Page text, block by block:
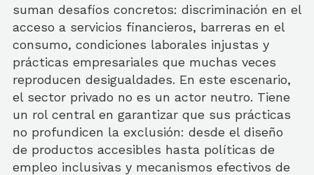
suman desafíos concretos: discriminación en el
acceso a servicios financieros, barreras en el
consumo, condiciones laborales injustas y
prácticas empresariales que muchas veces
reproducen desigualdades. En este escenario,
el sector privado no es un actor neutro. Tiene
un rol central en garantizar que sus prácticas
no profundicen la exclusión: desde el diseño
de productos accesibles hasta políticas de
empleo inclusivas y mecanismos efectivos de